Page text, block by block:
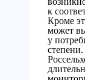
к
Кроме
может
у